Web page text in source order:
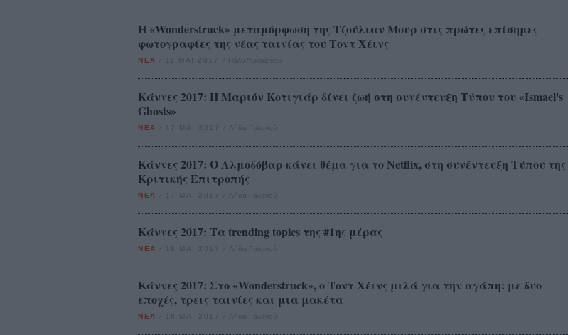
Η «Wonderstruck» μεταμόρφωση της Τζούλιαν Μουρ στις πρώτες επίσημες
φωτογραφίες της νέας ταινίας του Τοντ Χέινς
ΝΕΑ 11 ΜΑΙ 2017 Πόλυ Λυκούργου
Κάννες 2017: Η Μαριόν Κοτιγιάρ δίνει ζωή στη συνέντευξη Τύπου του «Ismael's
Ghosts»
ΝΕΑ 17 ΜΑΙ 2017 Λήδα Γαλανού
Κάννες 2017: Ο Αλμοδόβαρ κάνει θέμα για το Netflix, στη συνέντευξη Τύπου της
Κριτικής Επιτροπής
ΝΕΑ 17 ΜΑΙ 2017 Λήδα Γαλανού
Κάννες 2017: Τα trending topics της #1ης μέρας
ΝΕΑ 18 ΜΑΙ 2017 Λήδα Γαλανού
Κάννες 2017: Στο «Wonderstruck», ο Τοντ Χέινς μιλά για την αγάπη: με δυο
εποχές, τρεις ταινίες και μια μακέτα
ΝΕΑ 18 ΜΑΙ 2017 Λήδα Γαλανού